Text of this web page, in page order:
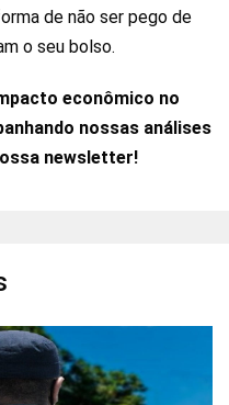
de não ser pego de
o seu bolso.
econômico no
nossas análises
newsletter!